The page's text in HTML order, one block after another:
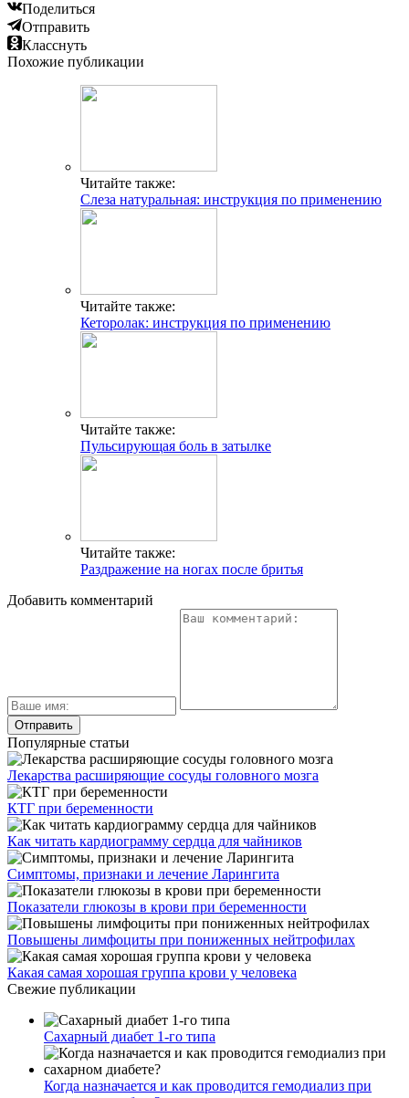
Поделиться
Отправить
Класснуть
Похожие публикации
Читайте также:
Слеза натуральная: инструкция по применению
Читайте также:
Кеторолак: инструкция по применению
Читайте также:
Пульсирующая боль в затылке
Читайте также:
Раздражение на ногах после бритья
Добавить комментарий
Популярные статьи
Лекарства расширяющие сосуды головного мозга
КТГ при беременности
Как читать кардиограмму сердца для чайников
Симптомы, признаки и лечение Ларингита
Показатели глюкозы в крови при беременности
Повышены лимфоциты при пониженных нейтрофилах
Какая самая хорошая группа крови у человека
Свежие публикации
Сахарный диабет 1-го типа
Когда назначается и как проводится гемодиализ при